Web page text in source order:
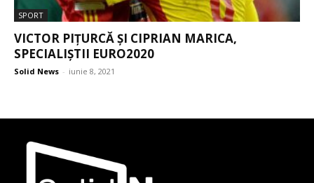
SPORT
VICTOR PIȚURCĂ ŞI CIPRIAN MARICA,
SPECIALIŞTII EURO2020
Solid News - iunie 8, 2021